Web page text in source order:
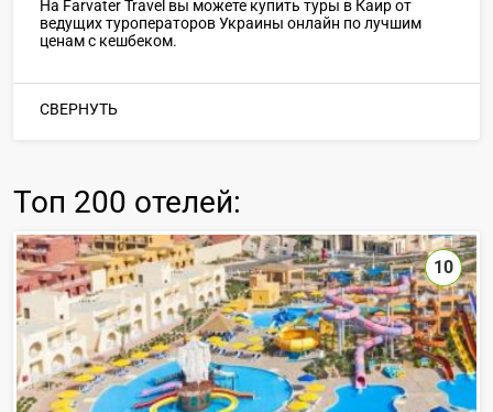
На Farvater Travel вы можете купить туры в Каир от
ведущих туроператоров Украины онлайн по лучшим
ценам с кешбеком.
СВЕРНУТЬ
Топ 200 отелей:
10